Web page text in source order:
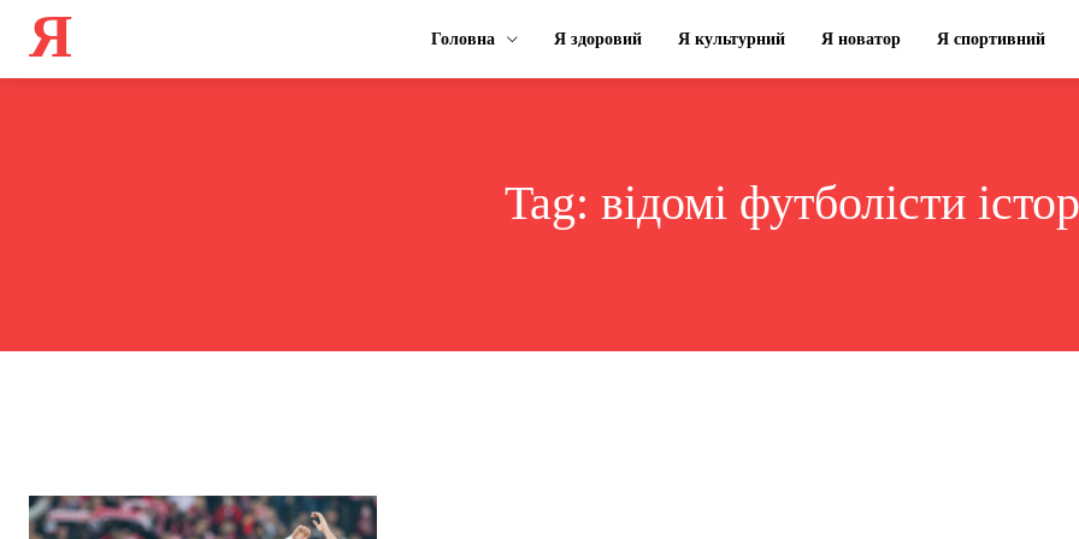
Я Головна Я здоровий Я культурний Я новатор Я спортивний
Tag: відомі футболісти